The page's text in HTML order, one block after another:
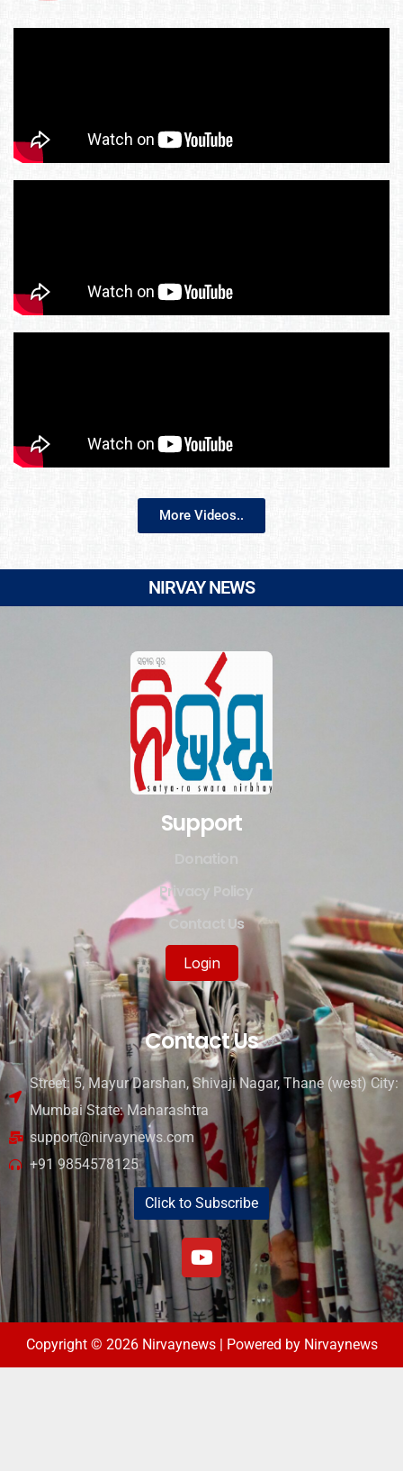
More Videos..
NIRVAY NEWS
Support
Privacy Policy
Contact Us
Login
Contact Us
Street: 5, Mayur Darshan, Shivaji Nagar, Thane (west) City:
Mumbai State: Maharashtra
support@nirvaynews.com
+91 9854578125
Click to Subscribe
Copyright © 2026 Nirvaynews | Powered by Nirvaynews